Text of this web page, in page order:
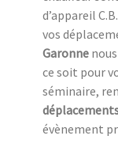
d’appareil
vos
Garonne
ce soit pour
séminaire,
évènement